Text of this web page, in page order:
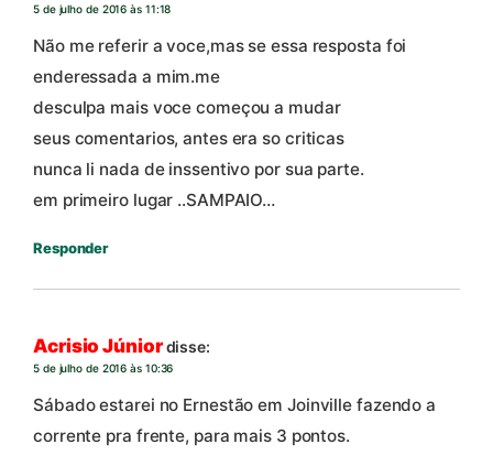
5 de julho de 2016 às 11:18
Não me referir a voce,mas se essa resposta foi
enderessada a mim.me
desculpa mais voce começou a mudar
seus comentarios, antes era so criticas
nunca li nada de inssentivo por sua parte.
em primeiro lugar ..SAMPAIO…
Responder
Acrisio Júniordisse:
5 de julho de 2016 às 10:36
Sábado estarei no Ernestão em Joinville fazendo a
corrente pra frente, para mais 3 pontos.